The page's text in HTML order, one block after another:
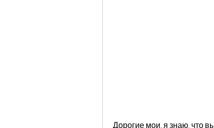
Дорогие мои, я знаю, что